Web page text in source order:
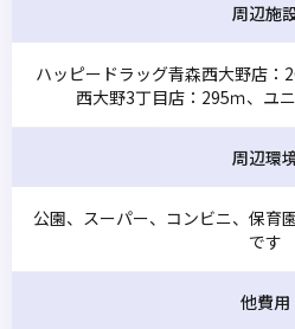
周辺施
ハッピードラッグ青森西大野店：
西大野3丁目店：295ｍ、ユ
周辺環
公園、スーパー、コンビニ、保育
です
他費用